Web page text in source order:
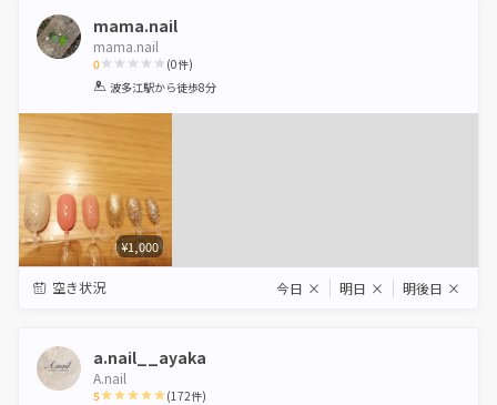
mama.nail
mama.nail
0
1 2 3 4 5
(0件)
波多江駅から徒歩8分
¥1,000
空き状況 今日 × 明日 × 明後日 ×
a.nail__ayaka
A.nail
5 (172件)